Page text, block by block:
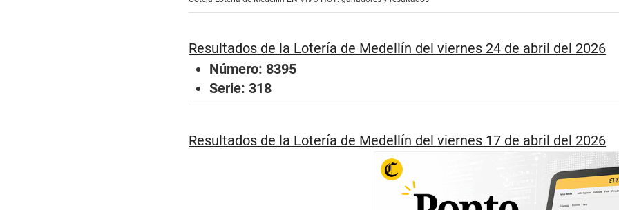
Resultados de la Lotería de Medellín del viernes 24 de abril del 2026
Número: 8395
Serie: 318
Resultados de la Lotería de Medellín del viernes 17 de abril del 2026